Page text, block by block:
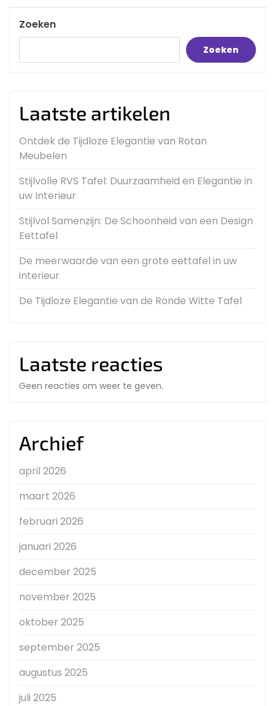
Zoeken
Zoeken
Laatste artikelen
Ontdek de Tijdloze Elegantie van Rotan
Meubelen
Stijlvolle RVS Tafel: Duurzaamheid en Elegantie in
uw Interieur
Stijlvol Samenzijn: De Schoonheid van een Design
Eettafel
De meerwaarde van een grote eettafel in uw
interieur
De Tijdloze Elegantie van de Ronde Witte Tafel
Laatste reacties
Geen reacties om weer te geven.
Archief
april 2026
maart 2026
februari 2026
januari 2026
december 2025
november 2025
oktober 2025
september 2025
augustus 2025
juli 2025